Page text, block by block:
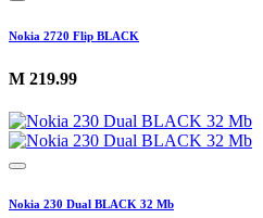
Nokia 2720 Flip BLACK
M 219.99
Nokia 230 Dual BLACK 32 Mb